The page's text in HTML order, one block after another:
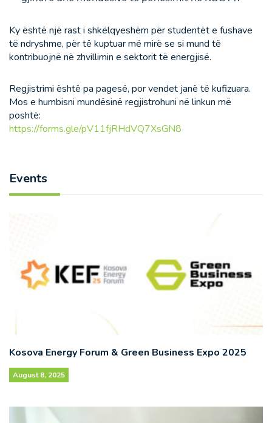
Ky është një rast i shkëlqyeshëm për studentët e fushave
të ndryshme, për të kuptuar më mirë se si mund të
kontribuojnë në zhvillimin e sektorit të energjisë.
Regjistrimi është pa pagesë, por vendet janë të kufizuara.
Mos e humbisni mundësinë regjistrohuni në linkun më
poshtë:
https://forms.gle/pV11fjRHdVQ7XsGN8
Events
Kosova Energy Forum & Green Business Expo 2025
August 8, 2025